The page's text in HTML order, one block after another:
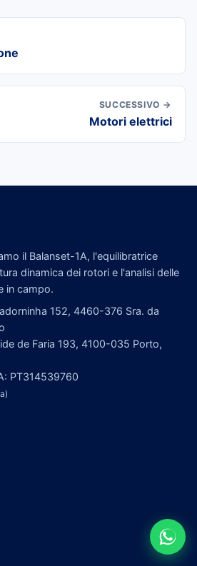
SUCCESSIVO →
Motori elettrici
il Balanset-1A, l'equilibratrice
dinamica dei rotori e l'analisi delle
in campo.
152, 4460-376 Sra. da
de Faria 193, 4100-035 Porto,
PT314539760